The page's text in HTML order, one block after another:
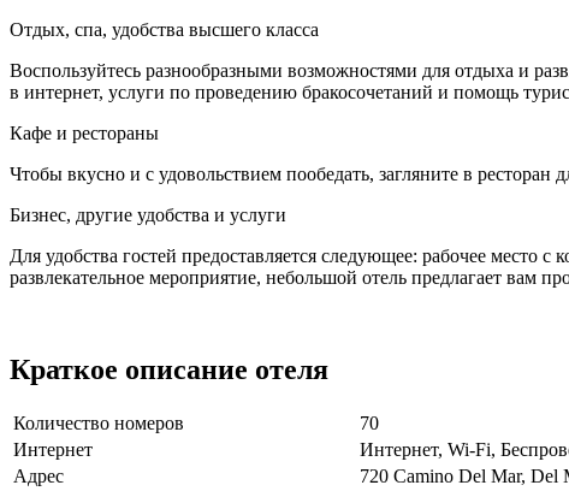
Отдых, спа, удобства высшего класса
Воспользуйтесь разнообразными возможностями для отдыха и
в интернет, услуги по проведению бракосочетаний и помощь
Кафе и рестораны
Чтобы вкусно и с удовольствием пообедать, загляните в ресторан
Бизнес, другие удобства и услуги
Для удобства гостей предоставляется следующее: рабочее место
развлекательное мероприятие, небольшой отель предлагает вам
Краткое описание отеля
Количество номеров
70
Интернет
Интернет, Wi-Fi,
Адрес
720 Camino Del Mar, Del